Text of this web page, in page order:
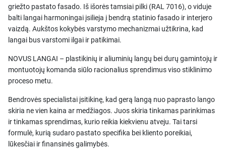
griežto pastato fasado. Iš išorės tamsiai pilki (RAL 7016), o viduje
balti langai harmoningai įsilieja į bendrą statinio fasado ir interjero
vaizdą. Aukštos kokybės varstymo mechanizmai užtikrina, kad
langai bus varstomi ilgai ir patikimai.
NOVUS LANGAI – plastikinių ir aliuminių langų bei durų gamintojų ir
montuotojų komanda siūlo racionalius sprendimus viso stiklinimo
proceso metu.
Bendrovės specialistai įsitikinę, kad gerą langą nuo paprasto lango
skiria ne vien kaina ar medžiagos. Juos skiria tinkamas parinkimas
ir tinkamas sprendimas, kurio reikia kiekvienu atveju. Tai tarsi
formulė, kurią sudaro pastato specifika bei kliento poreikiai,
lūkesčiai ir finansinės galimybės.